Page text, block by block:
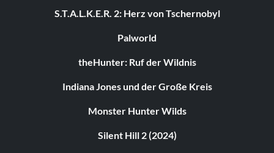
S.T.A.L.K.E.R. 2: Herz von Tschernobyl
Palworld
theHunter: Ruf der Wildnis
Indiana Jones und der Große Kreis
Monster Hunter Wilds
Silent Hill 2 (2024)